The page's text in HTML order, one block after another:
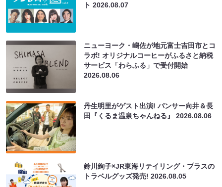
ト2026.08.07
ニューヨーク・嶋佐が地元富士吉田市とコ
ラボ! オリジナルコーヒーがふるさと納税
サービス「わらふる」で受付開始
2026.08.06
丹生明里がゲスト出演! パンサー向井＆長
田『くるま温泉ちゃんねる』2026.08.06
鈴川絢子×JR東海リテイリング・プラスの
トラベルグッズ発売!2026.08.05